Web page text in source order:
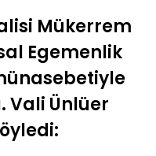
Mükerrem
Egemenlik
Vali Ünlüer